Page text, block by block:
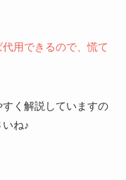
用できるので、慌て
く解説していますの
ね♪